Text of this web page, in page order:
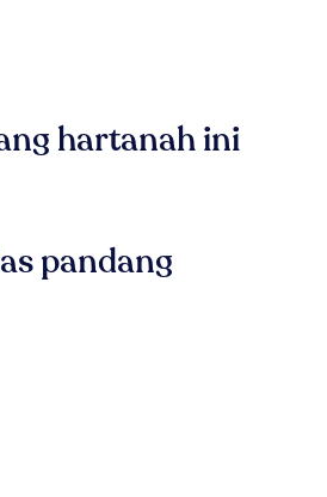
hartanah ini
pandang